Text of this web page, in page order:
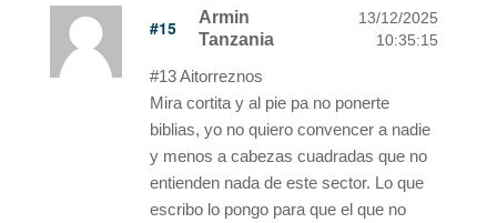
#15
Armin
Tanzania
13/12/2025
10:35:15
#13 Aitorreznos
Mira cortita y al pie pa no ponerte
biblias, yo no quiero convencer a nadie
y menos a cabezas cuadradas que no
entienden nada de este sector. Lo que
escribo lo pongo para que el que no